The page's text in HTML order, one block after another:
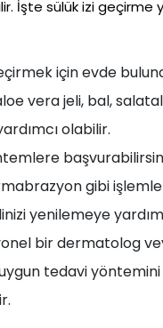
İşte sülük izi
için evde
vera jeli, bal,
olabilir.
gibi
yenilemeye
bir dermatolog
tedavi